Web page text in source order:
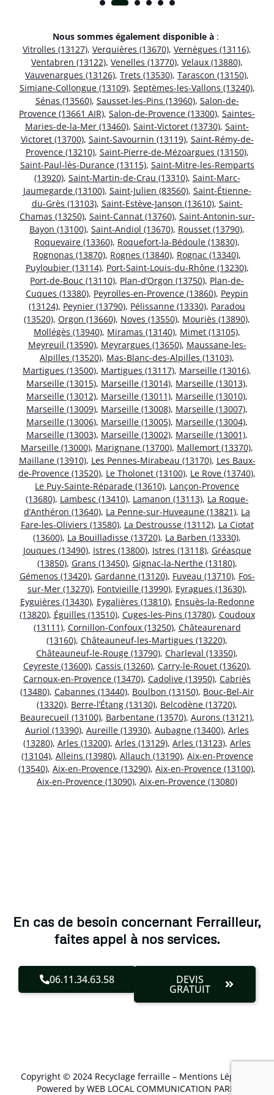
Nous sommes également disponible à :
Vitrolles (13127), Verquières (13670), Vernègues (13116),
Ventabren (13122), Venelles (13770), Velaux (13880),
Vauvenargues (13126), Trets (13530), Tarascon (13150),
Simiane-Collongue (13109), Septèmes-les-Vallons (13240),
Sénas (13560), Sausset-les-Pins (13960), Salon-de-
Provence (13661 AIR), Salon-de-Provence (13300), Saintes-
Maries-de-la-Mer (13460), Saint-Victoret (13730), Saint-
Victoret (13700), Saint-Savournin (13119), Saint-Rémy-de-
Provence (13210), Saint-Pierre-de-Mézoargues (13150),
Saint-Paul-lès-Durance (13115), Saint-Mitre-les-Remparts
(13920), Saint-Martin-de-Crau (13310), Saint-Marc-
Jaumegarde (13100), Saint-Julien (83560), Saint-Étienne-
du-Grès (13103), Saint-Estève-Janson (13610), Saint-
Chamas (13250), Saint-Cannat (13760), Saint-Antonin-sur-
Bayon (13100), Saint-Andiol (13670), Rousset (13790),
Roquevaire (13360), Roquefort-la-Bédoule (13830),
Rognonas (13870), Rognes (13840), Rognac (13340),
Puyloubier (13114), Port-Saint-Louis-du-Rhône (13230),
Port-de-Bouc (13110), Plan-d’Orgon (13750), Plan-de-
Cuques (13380), Peyrolles-en-Provence (13860), Peypin
(13124), Peynier (13790), Pélissanne (13330), Paradou
(13520), Orgon (13660), Noves (13550), Mouriès (13890),
Mollégès (13940), Miramas (13140), Mimet (13105),
Meyreuil (13590), Meyrargues (13650), Maussane-les-
Alpilles (13520), Mas-Blanc-des-Alpilles (13103),
Martigues (13500), Martigues (13117), Marseille (13016),
Marseille (13015), Marseille (13014), Marseille (13013),
Marseille (13012), Marseille (13011), Marseille (13010),
Marseille (13009), Marseille (13008), Marseille (13007),
Marseille (13006), Marseille (13005), Marseille (13004),
Marseille (13003), Marseille (13002), Marseille (13001),
Marseille (13000), Marignane (13700), Mallemort (13370),
Maillane (13910), Les Pennes-Mirabeau (13170), Les Baux-
de-Provence (13520), Le Tholonet (13100), Le Rove (13740),
Le Puy-Sainte-Réparade (13610), Lançon-Provence
(13680), Lambesc (13410), Lamanon (13113), La Roque-
d’Anthéron (13640), La Penne-sur-Huveaune (13821), La
Fare-les-Oliviers (13580), La Destrousse (13112), La Ciotat
(13600), La Bouilladisse (13720), La Barben (13330),
Jouques (13490), Istres (13800), Istres (13118), Gréasque
(13850), Grans (13450), Gignac-la-Nerthe (13180),
Gémenos (13420), Gardanne (13120), Fuveau (13710), Fos-
sur-Mer (13270), Fontvieille (13990), Eyragues (13630),
Eyguières (13430), Eygalières (13810), Ensuès-la-Redonne
(13820), Éguilles (13510), Cuges-les-Pins (13780), Coudoux
(13111), Cornillon-Confoux (13250), Châteaurenard
(13160), Châteauneuf-les-Martigues (13220),
Châteauneuf-le-Rouge (13790), Charleval (13350),
Ceyreste (13600), Cassis (13260), Carry-le-Rouet (13620),
Carnoux-en-Provence (13470), Cadolive (13950), Cabriès
(13480), Cabannes (13440), Boulbon (13150), Bouc-Bel-Air
(13320), Berre-l’Étang (13130), Belcodène (13720),
Beaurecueil (13100), Barbentane (13570), Aurons (13121),
Auriol (13390), Aureille (13930), Aubagne (13400), Arles
(13280), Arles (13200), Arles (13129), Arles (13123), Arles
(13104), Alleins (13980), Allauch (13190), Aix-en-Provence
(13540), Aix-en-Provence (13290), Aix-en-Provence (13100),
Aix-en-Provence (13090), Aix-en-Provence (13080)
En cas de besoin concernant Ferrailleur,
faites appel à nos services.
06.11.34.63.58 DEVIS
GRATUIT
Copyright © 2024 Recyclage ferraille – Mentions Légales
Powered by WEB LOCAL COMMUNICATION PARIS